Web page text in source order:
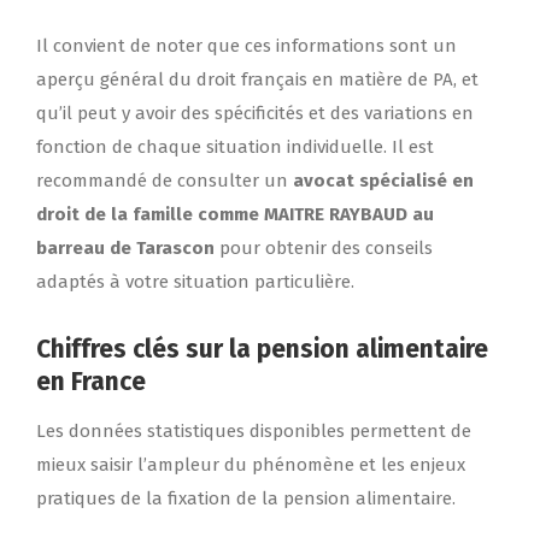
Il convient de noter que ces informations sont un
aperçu général du droit français en matière de PA, et
qu’il peut y avoir des spécificités et des variations en
fonction de chaque situation individuelle. Il est
recommandé de consulter un avocat spécialisé en
droit de la famille comme MAITRE RAYBAUD au
barreau de Tarascon pour obtenir des conseils
adaptés à votre situation particulière.
Chiffres clés sur la pension alimentaire
en France
Les données statistiques disponibles permettent de
mieux saisir l’ampleur du phénomène et les enjeux
pratiques de la fixation de la pension alimentaire.